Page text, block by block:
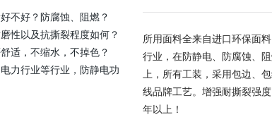
不好？防腐蚀、阻燃？
性以及抗撕裂程度如何？
适，不缩水，不掉色？
力行业等行业，防静电功
所用面料全来自进口环保面
行业，在防静电、防腐蚀、
上，所有工装，采用包边、
线品牌工艺。增强耐撕裂强
年以上！